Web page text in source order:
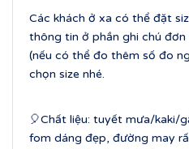
Các khách ở xa có thể đặt
thông tin ở phần ghi chú đơn
(nếu có thể đo thêm số đo
chọn size nhé.
🎈Chất liệu: tuyết mưa/kaki/
fom dáng đẹp, đường may